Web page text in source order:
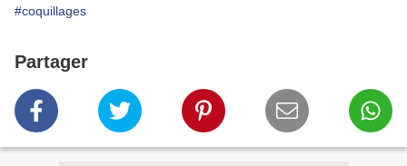
#coquillages
Partager